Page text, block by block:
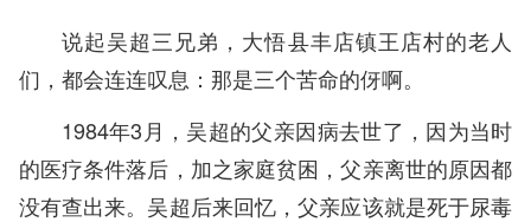
说起吴超三兄弟，大悟县丰店镇王店村的老人
们，都会连连叹息：那是三个苦命的伢啊。
1984年3月，吴超的父亲因病去世了，因为当时
的医疗条件落后，加之家庭贫困，父亲离世的原因都
没有查出来。吴超后来回忆，父亲应该就是死于尿毒